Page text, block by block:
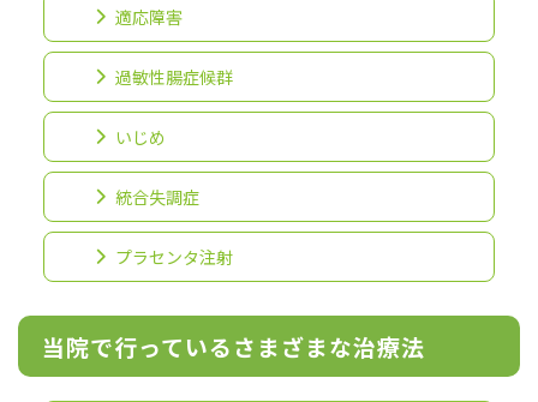
適応障害
過敏性腸症候群
いじめ
統合失調症
プラセンタ注射
当院で行っているさまざまな治療法